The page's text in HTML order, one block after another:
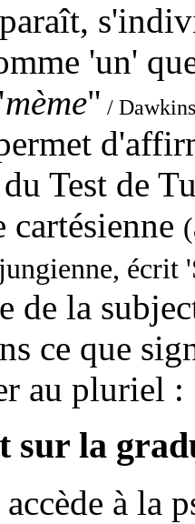
'un'
mème" / Dawkins
Test de
écrit
de la
ce que
au pluriel :
sur la
à la